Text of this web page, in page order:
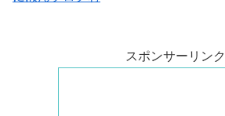
スポンサーリンク